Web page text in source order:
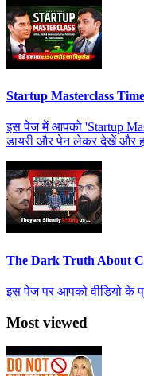
Startup Masterclass
इस पेज में आपको 'Startup
डायरी और पेन लेकर देखें और
The Dark Truth About
इस पेज पर आपको वीडियो के
Most viewed